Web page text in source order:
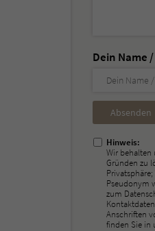
Dein Name
Nicht
ausfüllen!
Hinweis:
Wir behalten
Gründen zu
Pseudonym
zum
Anschriften
finden Sie in